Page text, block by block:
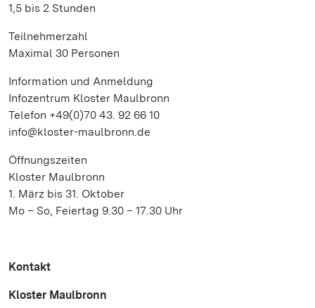
1,5 bis 2 Stunden
Teilnehmerzahl
Maximal 30 Personen
Information und Anmeldung
Infozentrum Kloster Maulbronn
Telefon +49(0)70 43. 92 66 10
info@kloster-maulbronn.de
Öffnungszeiten
Kloster Maulbronn
1. März bis 31. Oktober
Mo – So, Feiertag 9.30 – 17.30 Uhr
Kontakt
Kloster Maulbronn